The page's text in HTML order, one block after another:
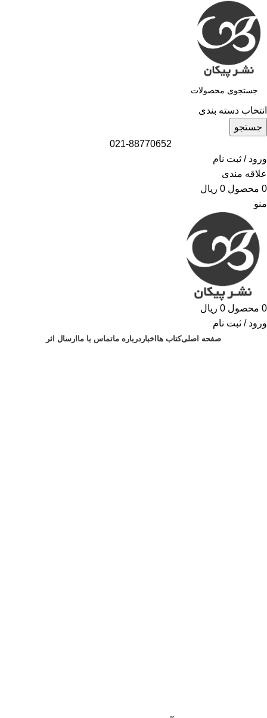
انتخاب دسته بندی
جستجو
021-88770652
ورود / ثبت نام
علاقه مندی
0 محصول 0 ریال
منو
0 محصول 0 ریال
ورود / ثبت نام
صفحه اصلیکتاب ها اخبار درباره ماتماس با ما ارسال اثر